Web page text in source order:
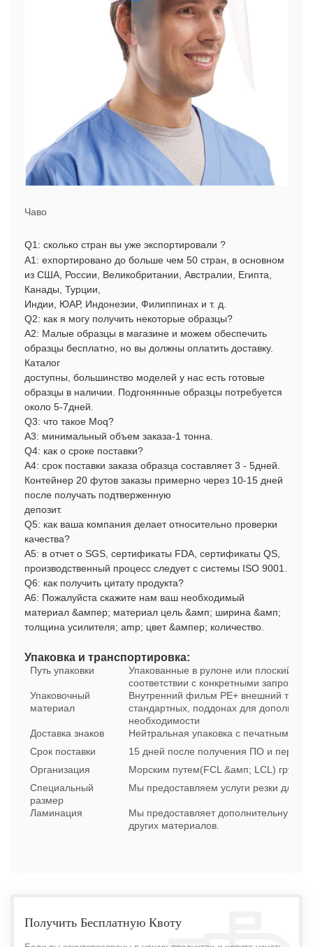
Чаво
Q1: сколько стран вы уже экспортировали ?
А1: ехпортировано до больше чем 50 стран, в основном
из США, России, Великобритании, Австралии, Египта,
Канады, Турции,
Индии, ЮАР, Индонезии, Филиппинах и т. д.
Q2: как я могу получить некоторые образцы?
А2: Малые образцы в магазине и можем обеспечить
образцы бесплатно, но вы должны оплатить доставку.
Каталог
доступны, большинство моделей у нас есть готовые
образцы в наличии. Подгонянные образцы потребуется
около 5-7дней.
Q3: что такое Moq?
А3: минимальный объем заказа-1 тонна.
Q4: как о сроке поставки?
А4: срок поставки заказа образца составляет 3 - 5дней.
Контейнер 20 футов заказы примерно через 10-15 дней
после получать подтверженную
депозит.
Q5: как ваша компания делает относительно проверки
качества?
А5: в отчет о SGS, сертификаты FDA, сертификаты QS,
производственный процесс следует с системы ISO 9001.
Q6: как получить цитату продукта?
А6: Пожалуйста скажите нам ваш необходимый
материал &ампер; материал цель &амп; ширина &амп;
толщина усилителя; amp; цвет &ампер; количество.
Упаковка и транспортировка:
Путь упаковки
Упакованные в рулоне или плоский
соответствии с конкретными
Упаковочный
материал
Внутренний фильм PE+ внешний
стандартных, поддонах для
необходимости
Доставка знаков
Нейтральная упаковка с печатными
Срок поставки
15 дней после получения ПО и
Организация
Морским путем(FCL &амп; LCL) грузов
Специальный
размер
Мы предоставляем услуги резки для
Ламинация
Мы предоставляет дополнительную
других материалов.
Получить Бесплатную Квоту